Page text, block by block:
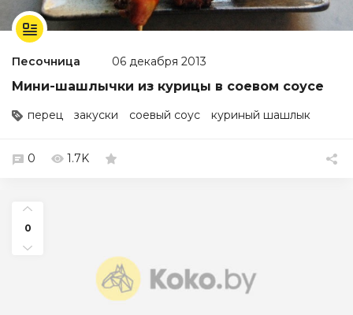
Песочница 06 декабря 2013
Мини-шашлычки из курицы в соевом соусе
перец закуски соевый соус куриный шашлык
0 1.7K
0